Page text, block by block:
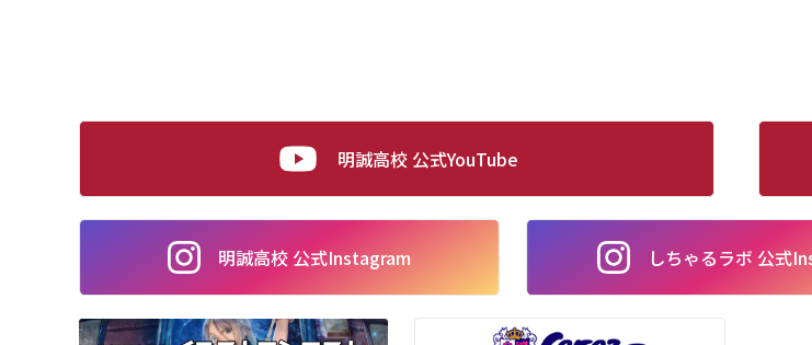
明誠高校 公式YouTube
明誠高校 公式Instagram しちゃるラボ 公式